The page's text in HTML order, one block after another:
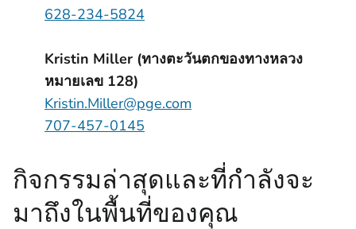
628-234-5824
Kristin Miller (ทางตะวันตกของทางหลวง
หมายเลข 128)
Kristin.Miller@pge.com
707-457-0145
กิจกรรมล่าสุดและที่กําลังจะ
มาถึงในพื้นที่ของคุณ